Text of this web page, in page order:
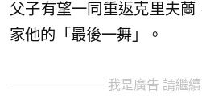
父子有望一同重返克里夫
家他的「最後一舞」。
我是廣告 請繼